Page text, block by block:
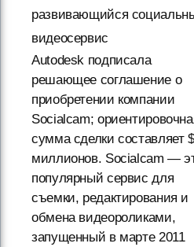
развивающийся
видеосервис
Autodesk подписала
решающее соглашение о
приобретении компании
Socialcam;
сумма сделки составляет
миллионов. Socialcam —
популярный сервис для
съемки, редактирования и
обмена видеороликами,
запущенный в марте 2011